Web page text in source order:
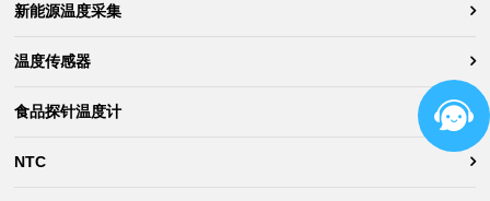
新能源温度采集
温度传感器
食品探针温度计
NTC